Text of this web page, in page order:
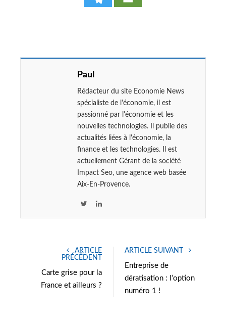
Paul
Rédacteur du site Economie News
spécialiste de l'économie, il est
passionné par l'économie et les
nouvelles technologies. Il publie des
actualités liées à l'économie, la
finance et les technologies. Il est
actuellement Gérant de la société
Impact Seo, une agence web basée
Aix-En-Provence.
t
r
L
e
I
ARTICLE
PRÉCÉDENT
Carte grise pour la
France et ailleurs ?
ARTICLE SUIVANT
Entreprise de
dératisation : l’option
numéro 1 !